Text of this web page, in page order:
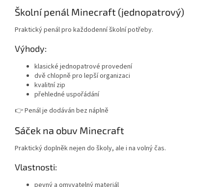
Školní penál Minecraft (jednopatrový)
Praktický penál pro každodenní školní potřeby.
Výhody:
klasické jednopatrové provedení
dvě chlopně pro lepší organizaci
kvalitní zip
přehledné uspořádání
👉 Penál je dodáván bez náplně
Sáček na obuv Minecraft
Praktický doplněk nejen do školy, ale i na volný čas.
Vlastnosti:
pevný a omyvatelný materiál